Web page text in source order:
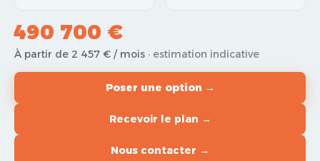
490 700 €
À partir de 2 457 € / mois · estimation indicative
Poser une option →
Recevoir le plan →
Nous contacter →